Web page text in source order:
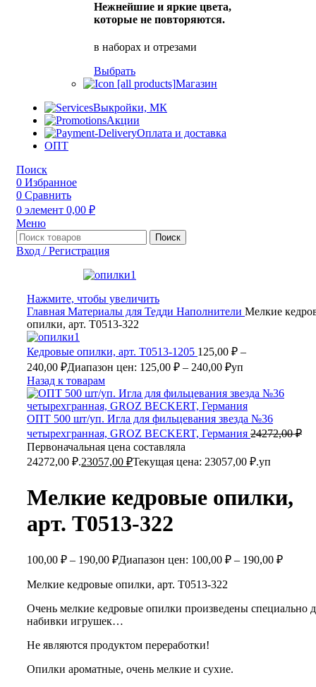
Нежнейшие и яркие цвета,
которые не повторяются.
в наборах и отрезами
Выбрать
Магазин
Выкройки, МК
Акции
Оплата и доставка
ОПТ
Поиск
0 Избранное
0 Сравнить
0 элемент 0,00 ₽
Меню
Поиск
Вход / Регистрация
Нажмите, чтобы увеличить
Главная Материалы для Тедди Наполнители Мелкие
опилки, арт. Т0513-322
Кедровые опилки, арт. Т0513-1205 125,00 ₽ –
240,00 ₽Диапазон цен: 125,00 ₽ – 240,00 ₽уп
Назад к товарам
ОПТ 500 шт/уп. Игла для фильцевания звезда №36
четырехгранная, GROZ BEСKERT, Германия 24272,00₽
Первоначальная цена составляла
24272,00 ₽.23057,00 ₽Текущая цена: 23057,00 ₽.уп
Мелкие кедровые опилки,
арт. Т0513-322
100,00 ₽ – 190,00 ₽Диапазон цен: 100,00 ₽ – 190,00 ₽
Мелкие кедровые опилки, арт. Т0513-322
Очень мелкие кедровые опилки произведены специально
набивки игрушек…
Не являются продуктом переработки!
Опилки ароматные, очень мелкие и сухие.